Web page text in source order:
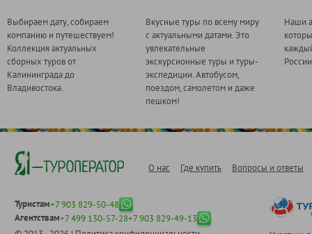
Выбираем дату, собираем
компанию и путешествуем!
Коллекция актуальных
сборных туров от
Калининграда до
Владивостока.
Вкусные туры по всему миру
с актуальными датами. Это
увлекательные
экскурсионные туры и туры-
экспедиции. Автобусом,
поездом, самолетом и даже
пешком!
Наши
О нас Где купить Вопросы и ответы
Туристам+7 903 829-50-48
Агентствам+7 499 130-57-28+7 903 829-49-13